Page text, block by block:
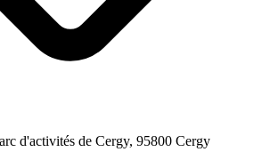
d'activités de Cergy, 95800 Cergy